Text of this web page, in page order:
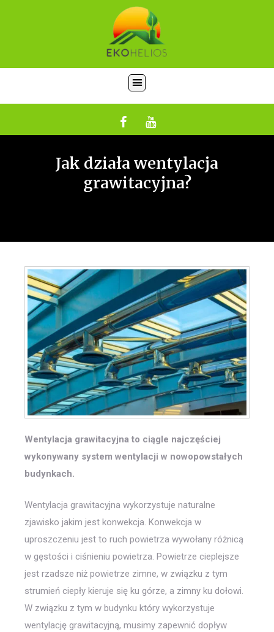
Jak działa wentylacja
grawitacyjna?
Wentylacja grawitacyjna to ciągle najczęściej
wykonywany system wentylacji w nowopowstałych
budynkach.
Wentylacja grawitacyjna wykorzystuje naturalne
zjawisko jakim jest konwekcja. Konwekcja w
uproszczeniu jest to ruch powietrza wywołany różnicą
w gęstości i ciśnieniu powietrza. Powietrze cieplejsze
jest rzadsze niż powietrze zimne, w związku z tym
strumień ciepły kieruje się ku górze, a zimny ku dołowi.
W związku z tym w budynku który wykorzystuje
wentylację grawitacyjną, musimy zapewnić dopływ